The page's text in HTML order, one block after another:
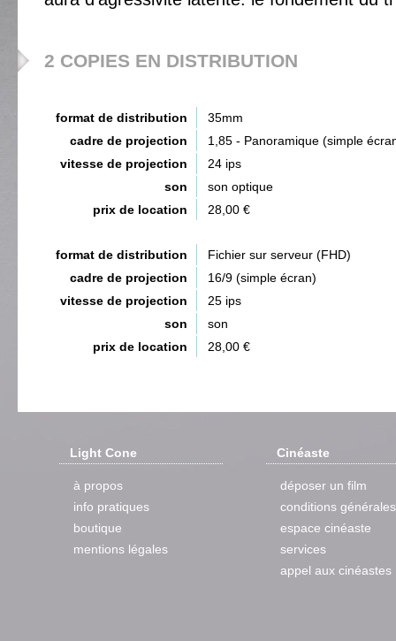
2 COPIES EN DISTRIBUTION
format de distribution
35mm
cadre de projection
1,85 - Panoramique (simple
vitesse de projection
24 ips
son
son optique
prix de location
28,00 €
format de distribution
Fichier sur serveur (FHD)
cadre de projection
16/9 (simple écran)
vitesse de projection
25 ips
son
son
prix de location
28,00 €
Light Cone
à propos
info pratiques
boutique
mentions légales
Cinéaste
déposer un film
conditions générales
espace cinéaste
services
appel aux cinéastes